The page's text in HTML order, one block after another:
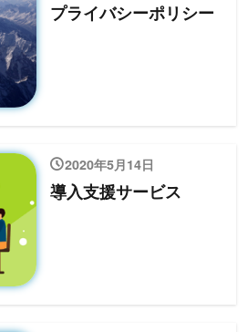
プライバシーポリシー
2020年5月14日
導入支援サービス